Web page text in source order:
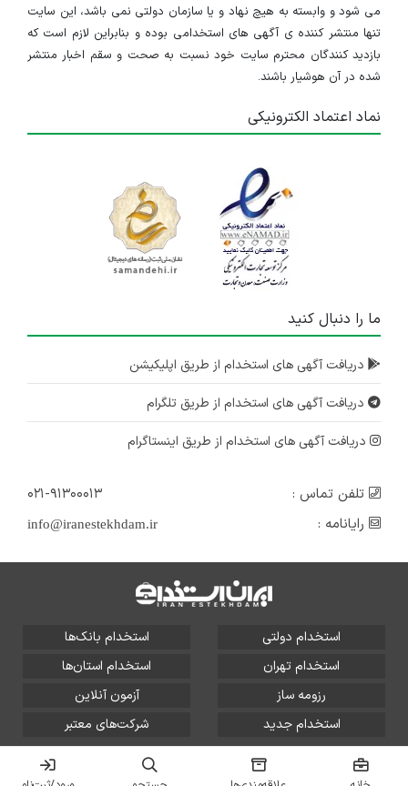
می شود و وابسته به هیچ نهاد و یا سازمان دولتی نمی باشد، این سایت
تنها منتشر کننده ی آگهی های استخدامی بوده و بنابراین لازم است که
بازدید کنندگان محترم سایت خود نسبت به صحت و سقم اخبار منتشر
شده در آن هوشیار باشند.
نماد اعتماد الکترونیکی
ما را دنبال کنید
دریافت آگهی های استخدام از طریق اپلیکیشن
دریافت آگهی های استخدام از طریق تلگرام
دریافت آگهی های استخدام از طریق اینستاگرام
تلفن تماس :
۰۲۱-۹۱۳۰۰۰۱۳
رایانامه :
info@iranestekhdam.ir
استخدام دولتی
استخدام بانک‌ها
استخدام تهران
استخدام استان‌ها
رزومه ساز
آزمون آنلاین
استخدام جدید
شرکت‌های معتبر
تمامی حقوق این سایت برای آلتین سیستم محفوظ است و هر
گونه سوءاستفاده از آن پیگرد قانونی دارد.